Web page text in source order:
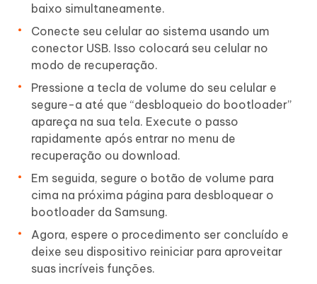
baixo simultaneamente.
Conecte seu celular ao sistema usando um
conector USB. Isso colocará seu celular no
modo de recuperação.
Pressione a tecla de volume do seu celular e
segure-a até que “desbloqueio do bootloader”
apareça na sua tela. Execute o passo
rapidamente após entrar no menu de
recuperação ou download.
Em seguida, segure o botão de volume para
cima na próxima página para desbloquear o
bootloader da Samsung.
Agora, espere o procedimento ser concluído e
deixe seu dispositivo reiniciar para aproveitar
suas incríveis funções.